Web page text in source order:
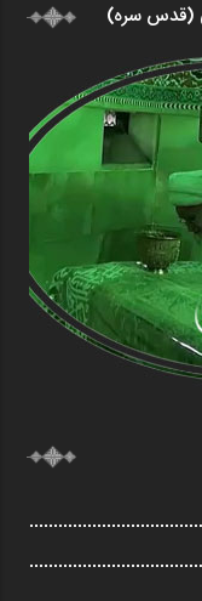
(قدس سره)